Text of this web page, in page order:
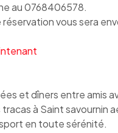
au 0768406578.
vous sera
et dîners entre amis
à Saint savournin
en toute sérénité.